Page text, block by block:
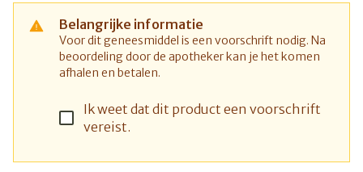
Belangrijke informatie
Voor dit geneesmiddel is een voorschrift nodig. Na
beoordeling door de apotheker kan je het komen
afhalen en betalen.
Ik weet dat dit product een voorschrift
vereist.